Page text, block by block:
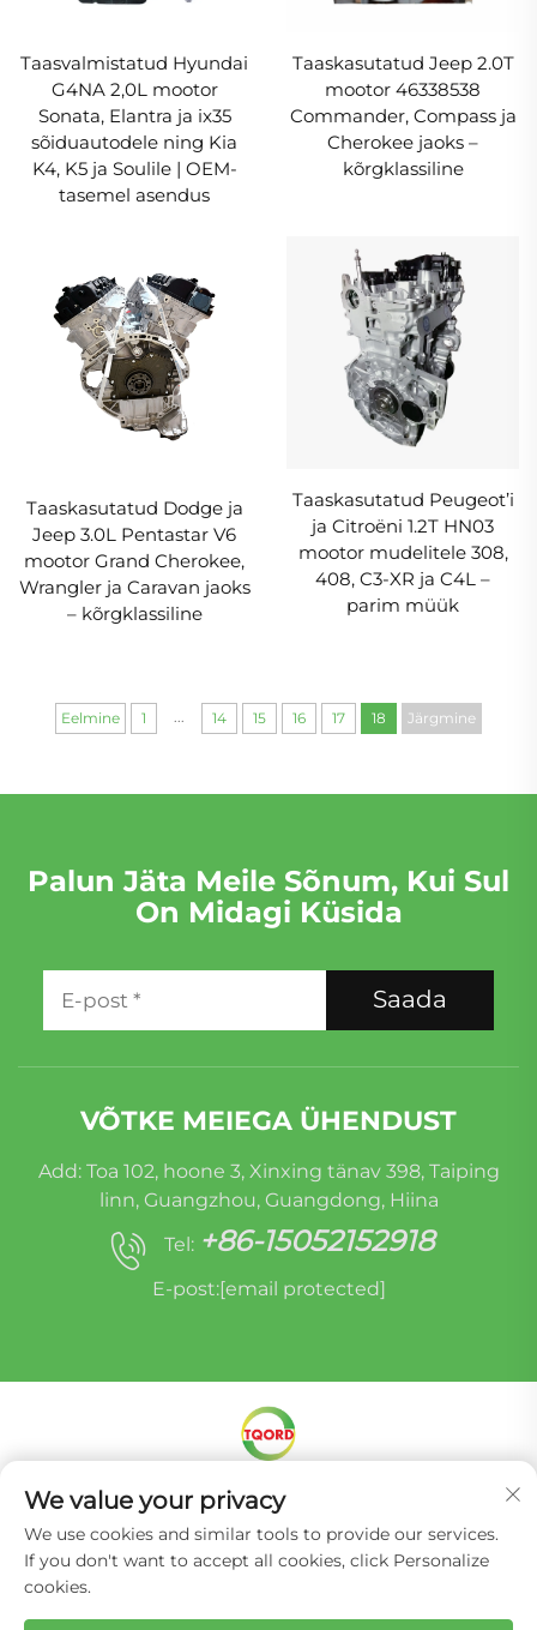
Taasvalmistatud Hyundai
G4NA 2,0L mootor
Sonata, Elantra ja ix35
sõiduautodele ning Kia
K4, K5 ja Soulile | OEM-
tasemel asendus
Taaskasutatud Jeep 2.0T
mootor 46338538
Commander, Compass ja
Cherokee jaoks –
kõrgklassiline
Taaskasutatud Dodge ja
Jeep 3.0L Pentastar V6
mootor Grand Cherokee,
Wrangler ja Caravan jaoks
– kõrgklassiline
Taaskasutatud Peugeot’i
ja Citroëni 1.2T HN03
mootor mudelitele 308,
408, C3-XR ja C4L –
parim müük
Eelmine 1 14 15 16 17 18 Järgmine
Palun Jäta Meile Sõnum, Kui Sul
On Midagi Küsida
Saada
VÕTKE MEIEGA ÜHENDUST
Add: Toa 102, hoone 3, Xinxing tänav 398, Taiping
linn, Guangzhou, Guangdong, Hiina
Tel: +86-15052152918
E-post:[email protected]
Autoriõigus © Miracle Oruide (Guangzhou)
Autoosade Taasvalmistamise Co., Ltd. -
Privaatsuspoliitika
We value your privacy
We use cookies and similar tools to provide our services.
If you don't want to accept all cookies, click Personalize
cookies.